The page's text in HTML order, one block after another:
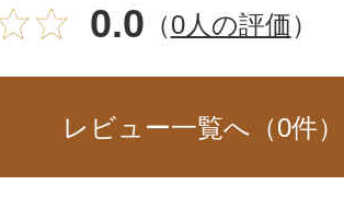
0.0 （0人の評価）
レビュー一覧へ（0件）